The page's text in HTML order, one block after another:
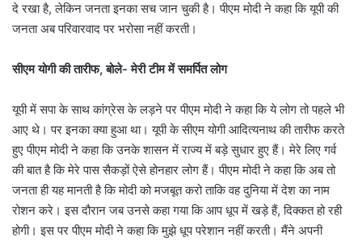
दे रखा है, लेकिन जनता इनका सच जान चुकी है। पीएम मोदी ने कहा कि यूपी की
जनता अब परिवारवाद पर भरोसा नहीं करती।
सीएम योगी की तारीफ, बोले- मेरी टीम में समर्पित लोग
यूपी में सपा के साथ कांग्रेस के लड़ने पर पीएम मोदी ने कहा कि ये लोग तो पहले भी
आए थे। पर इनका क्या हुआ था। यूपी के सीएम योगी आदित्यनाथ की तारीफ करते
हुए पीएम मोदी ने कहा कि उनके शासन में राज्य में बड़े सुधार हुए हैं। मेरे लिए गर्व
की बात है कि मेरे पास सैकड़ों ऐसे होनहार लोग हैं। पीएम मोदी ने कहा कि अब तो
जनता ही यह मानती है कि मोदी को मजबूत करो ताकि वह दुनिया में देश का नाम
रोशन करे। इस दौरान जब उनसे कहा गया कि आप धूप में खड़े हैं, दिक्कत हो रही
होगी। इस पर पीएम मोदी ने कहा कि मुझे धूप परेशान नहीं करती। मैंने अपनी